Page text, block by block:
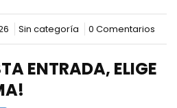
Sin categoría 0 Comentarios
ENTRADA, ELIGE